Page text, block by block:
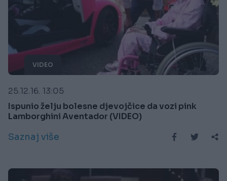
VIDEO
25.12.16. 13:05
Ispunio želju bolesne djevojčice da vozi pink
Lamborghini Aventador (VIDEO)
Saznaj više